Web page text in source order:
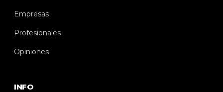
Empresas
Profesionales
Opiniones
INFO